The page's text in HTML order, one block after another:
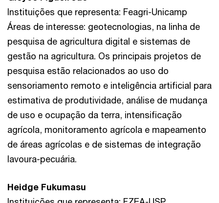
Instituições que representa: Feagri-Unicamp
Áreas de interesse: geotecnologias, na linha de
pesquisa de agricultura digital e sistemas de
gestão na agricultura. Os principais projetos de
pesquisa estão relacionados ao uso do
sensoriamento remoto e inteligência artificial para
estimativa de produtividade, análise de mudança
de uso e ocupação da terra, intensificação
agrícola, monitoramento agrícola e mapeamento
de áreas agrícolas e de sistemas de integração
lavoura-pecuária.
Heidge Fukumasu